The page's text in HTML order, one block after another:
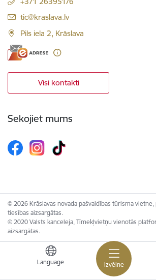
Izvēlne
Language
E-pasts:
tic@kraslava.lv
Pils iela 2, Krāslava
Visi kontakti
Sekojiet mums
© 2026 Krāslavas novada pašvaldības tūrisma vietne,
tiesības aizsargātas.
© 2020 Valsts kanceleja, Tīmekļvietņu vienotās
aizsargātas.